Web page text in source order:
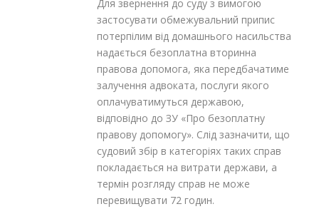
Для звернення до суду з вимогою
застосувати обмежувальний припис
потерпілим від домашнього насильства
надається безоплатна вторинна
правова допомога, яка передбачатиме
залучення адвоката, послуги якого
оплачуватимуться державою,
відповідно до ЗУ «Про безоплатну
правову допомогу». Слід зазначити, що
судовий збір в категоріях таких справ
покладається на витрати держави, а
термін розгляду справ не може
перевищувати 72 годин.